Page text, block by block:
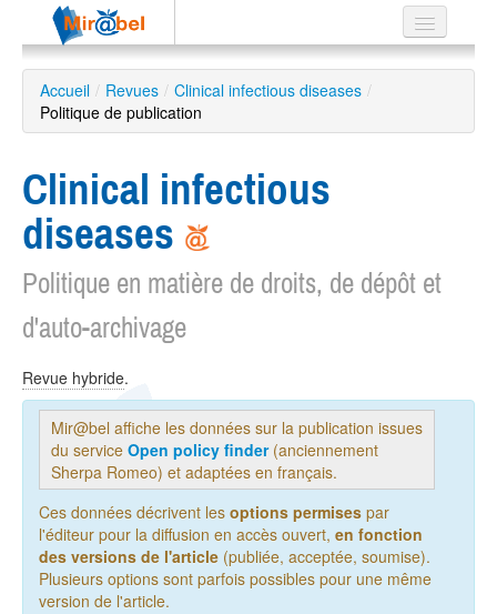
Le réseau
Soutien
Recherche
avancée
EN
?
Accueil / Revues / Clinical infectious diseases /
Politique de publication
Clinical infectious
diseases
Politique en matière de droits, de dépôt et
d'auto-archivage
Revue hybride.
Mir@bel affiche les données sur la publication issues
du service Open policy finder(anciennement
Sherpa Romeo) et adaptées en français.
Ces données décrivent les options permises par
l'éditeur pour la diffusion en accès ouvert, en fonction
des versions de l'article (publiée, acceptée, soumise).
Plusieurs options sont parfois possibles pour une même
version de l'article.